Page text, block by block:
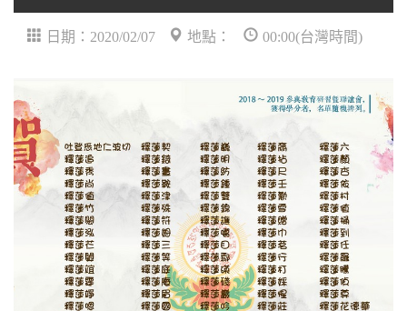
日期：2020/02/07 地點： 00:00(台灣時間)